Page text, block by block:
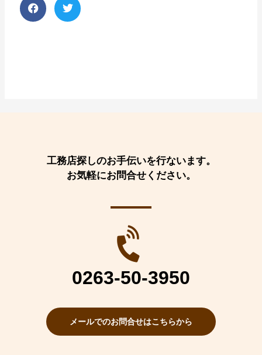
工務店探しのお手伝いを行ないます。
お気軽にお問合せください。
0263-50-3950
メールでのお問合せはこちらから